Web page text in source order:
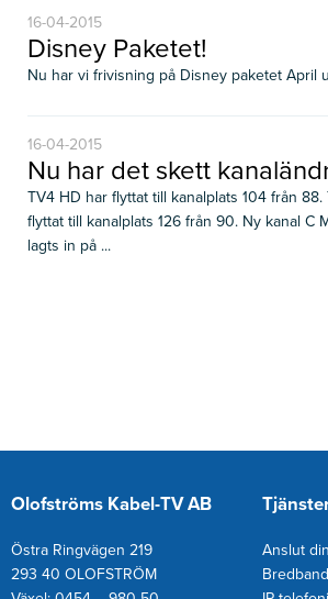
16-04-2015
Disney Paketet!
Nu har vi frivisning på Disney paketet April
16-04-2015
Nu har det skett
TV4 HD har flyttat till kanalplats 104 från
flyttat till kanalplats 126 från 90. Ny kanal C
lagts in på ...
Olofströms Kabel-TV AB
Östra Ringvägen 219
293 40 OLOFSTRÖM
Anslut
Bredband